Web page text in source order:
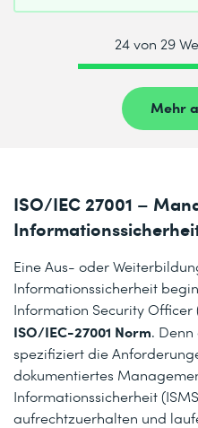
24 von 29
Mehr
ISO/IEC 27001 –
Eine Aus- oder
Informationssicherheit
Information Security Officer
ISO/IEC-27001 Norm.
spezifiziert die
dokumentiertes
Informationssicherheit
aufrechtzuerhalten und